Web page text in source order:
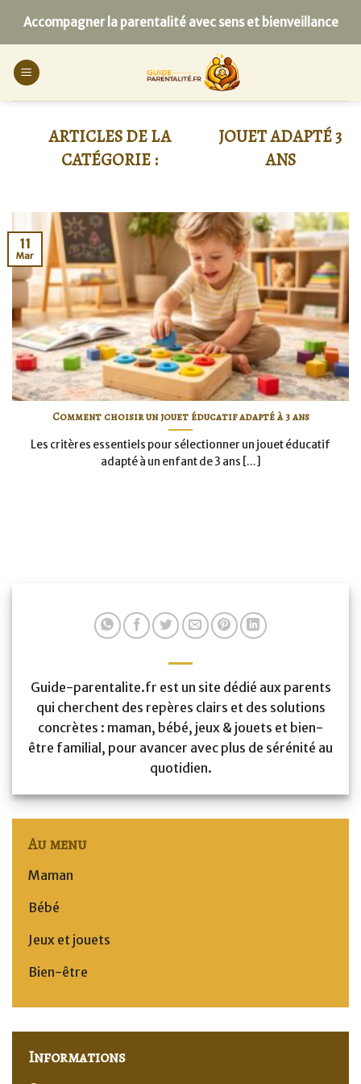
content
Accompagner la parentalité avec sens et bienveillance
JOUET ADAPTÉ 3
ANS
Comment choisir un jouet éducatif adapté à 3 ans
Les critères essentiels pour sélectionner un jouet éducatif
adapté à un enfant de 3 ans [...]
11
Mar
Guide-parentalite.fr est un site dédié aux parents
qui cherchent des repères clairs et des solutions
concrètes : maman, bébé, jeux & jouets et bien-
être familial, pour avancer avec plus de sérénité au
quotidien.
Au menu
Maman
Bébé
Jeux et jouets
Bien-être
Informations